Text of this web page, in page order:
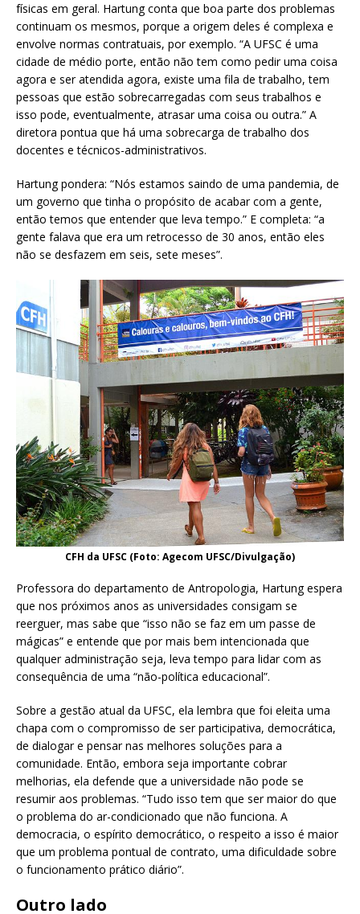
físicas em geral. Hartung conta que boa parte dos problemas
continuam os mesmos, porque a origem deles é complexa e
envolve normas contratuais, por exemplo. “A UFSC é uma
cidade de médio porte, então não tem como pedir uma coisa
agora e ser atendida agora, existe uma fila de trabalho, tem
pessoas que estão sobrecarregadas com seus trabalhos e
isso pode, eventualmente, atrasar uma coisa ou outra.” A
diretora pontua que há uma sobrecarga de trabalho dos
docentes e técnicos-administrativos.
Hartung pondera: “Nós estamos saindo de uma pandemia, de
um governo que tinha o propósito de acabar com a gente,
então temos que entender que leva tempo.” E completa: “a
gente falava que era um retrocesso de 30 anos, então eles
não se desfazem em seis, sete meses”.
CFH da UFSC (Foto: Agecom UFSC/Divulgação)
Professora do departamento de Antropologia, Hartung espera
que nos próximos anos as universidades consigam se
reerguer, mas sabe que “isso não se faz em um passe de
mágicas” e entende que por mais bem intencionada que
qualquer administração seja, leva tempo para lidar com as
consequência de uma “não-política educacional”.
Sobre a gestão atual da UFSC, ela lembra que foi eleita uma
chapa com o compromisso de ser participativa, democrática,
de dialogar e pensar nas melhores soluções para a
comunidade. Então, embora seja importante cobrar
melhorias, ela defende que a universidade não pode se
resumir aos problemas. “Tudo isso tem que ser maior do que
o problema do ar-condicionado que não funciona. A
democracia, o espírito democrático, o respeito a isso é maior
que um problema pontual de contrato, uma dificuldade sobre
o funcionamento prático diário”.
Outro lado